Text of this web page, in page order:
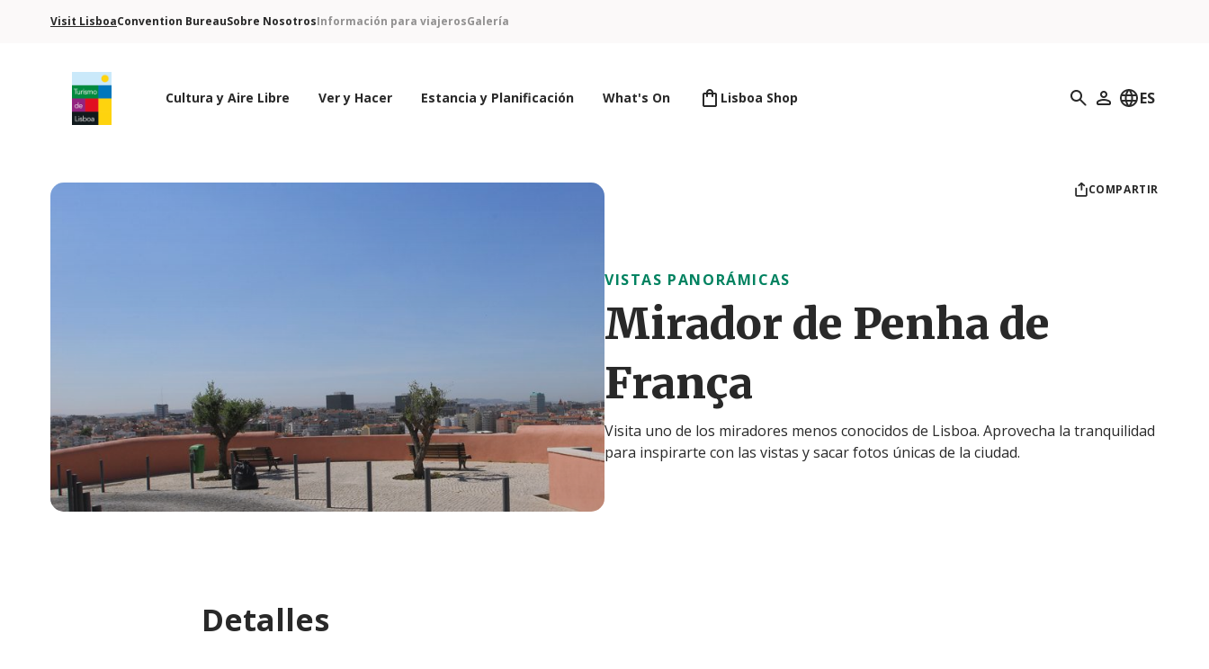
Visit LisboaConvention BureauSobre NosotrosInformación para viajerosGalería
Cultura y Aire Libre Ver y Hacer Estancia y Planificación What's On Lisboa Shop Búsqueda
Mi perfil
ES
COMPARTIR
VISTAS PANORÁMICAS
Mirador de Penha de
França
Visita uno de los miradores menos conocidos de Lisboa. Aprovecha la tranquilidad
para inspirarte con las vistas y sacar fotos únicas de la ciudad.
Detalles